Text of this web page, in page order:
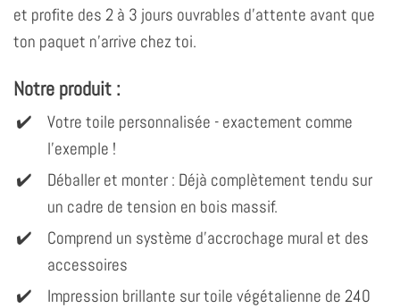
et profite des 2 à 3 jours ouvrables d'attente avant que
ton paquet n'arrive chez toi.
Notre produit :
Votre toile personnalisée - exactement comme
l'exemple !
Déballer et monter : Déjà complètement tendu sur
un cadre de tension en bois massif.
Comprend un système d'accrochage mural et des
accessoires
Impression brillante sur toile végétalienne de 240